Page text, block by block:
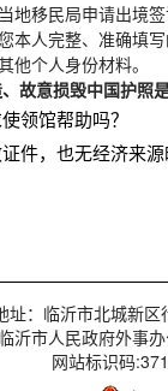
地移民局申请出境
本人完整、准确填
他个人身份材料。
故意损毁中国护照
领馆帮助吗？
件，也无经济来
址：临沂市北城新
临沂市人民政府外事
网站标识码